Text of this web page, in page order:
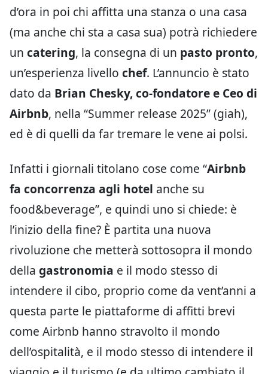
d’ora in poi chi affitta una stanza o una casa
(ma anche chi sta a casa sua) potrà richiedere
un catering, la consegna di un pasto pronto,
un’esperienza livello chef. L’annuncio è stato
dato da Brian Chesky, co-fondatore e Ceo di
Airbnb, nella “Summer release 2025” (giah),
ed è di quelli da far tremare le vene ai polsi.
Infatti i giornali titolano cose come “Airbnb
fa concorrenza agli hotel anche su
food&beverage”, e quindi uno si chiede: è
l’inizio della fine? È partita una nuova
rivoluzione che metterà sottosopra il mondo
della gastronomia e il modo stesso di
intendere il cibo, proprio come da vent’anni a
questa parte le piattaforme di affitti brevi
come Airbnb hanno stravolto il mondo
dell’ospitalità, e il modo stesso di intendere il